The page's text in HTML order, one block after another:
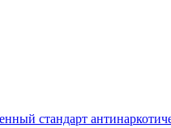
стандарт